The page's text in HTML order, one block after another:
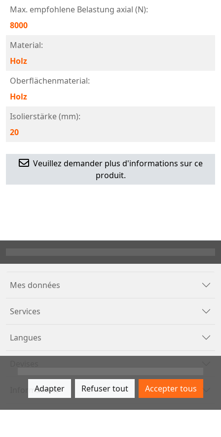
Max. empfohlene Belastung axial (N):
8000
Material:
Holz
Oberflächenmaterial:
Holz
Isolierstärke (mm):
20
Veuillez demander plus d'informations sur ce
produit.
Mes données
Services
Langues
Informations
Adapter Refuser tout Accepter tous